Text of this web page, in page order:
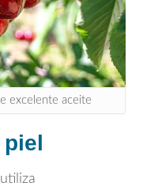
excelente aceite